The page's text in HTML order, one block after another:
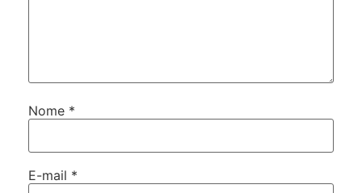
Nome *
E-mail *